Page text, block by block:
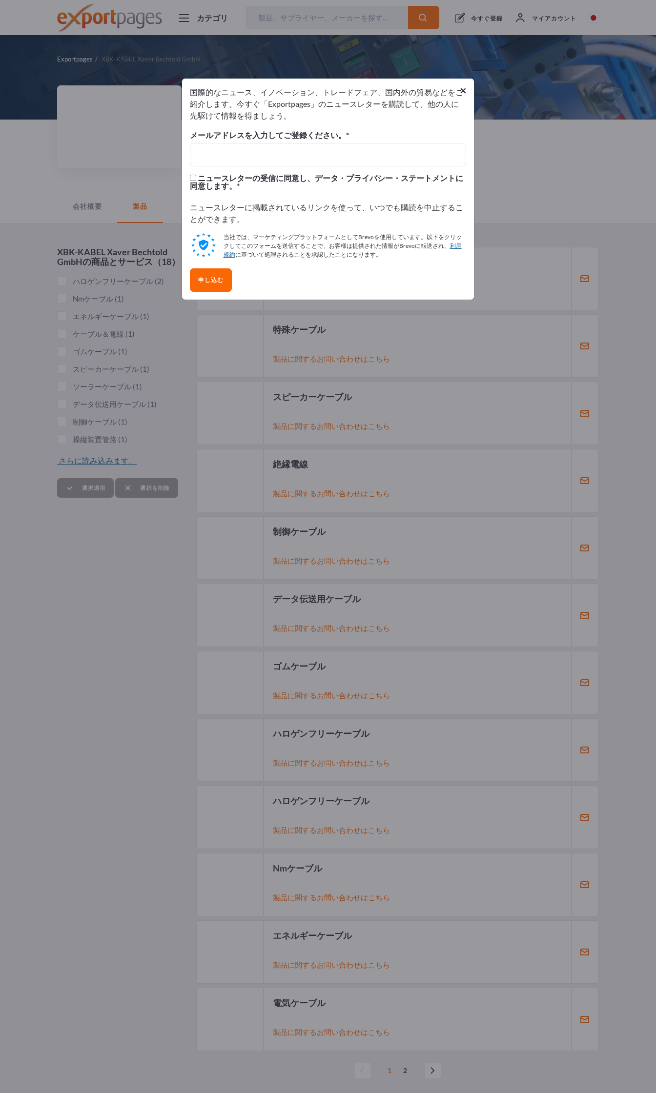
カテゴリ 今すぐ登録 マイアカウント
Exportpages XBK-KABEL Xaver Bechtold GmbH
XBK-KABEL Xaver Bechtold GmbH
製造元 ドイツ リクエストを送信
会社概要 製品
ISO
XBK-KABEL Xaver Bechtold
GmbHの商品とサービス（18）
ハロゲンフリーケーブル (2)
Nmケーブル (1)
エネルギーケーブル (1)
ケーブル＆電線 (1)
ゴムケーブル (1)
スピーカーケーブル (1)
ソーラーケーブル (1)
データ伝送用ケーブル (1)
制御ケーブル (1)
操縦装置管路 (1)
さらに読み込みます。
選択適用 選択を削除
特殊ケーブル
製品に関するお問い合わせはこちら
スピーカーケーブル
製品に関するお問い合わせはこちら
絶縁電線
製品に関するお問い合わせはこちら
制御ケーブル
製品に関するお問い合わせはこちら
データ伝送用ケーブル
製品に関するお問い合わせはこちら
ゴムケーブル
製品に関するお問い合わせはこちら
ハロゲンフリーケーブル
製品に関するお問い合わせはこちら
ハロゲンフリーケーブル
製品に関するお問い合わせはこちら
Nmケーブル
製品に関するお問い合わせはこちら
エネルギーケーブル
製品に関するお問い合わせはこちら
電気ケーブル
製品に関するお問い合わせはこちら
1 2
×
国際的なニュース、イノベーション、トレードフェア、国内外の貿易などをご
紹介します。今すぐ「Exportpages」のニュースレターを購読して、他の人に
先駆けて情報を得ましょう。
メールアドレスを入力してご登録ください。
ニュースレターの受信に同意し、データ・プライバシー・ステートメントに
同意します。
ニュースレターに掲載されているリンクを使って、いつでも購読を中止するこ
とができます。
当社では、マーケティングプラットフォームとしてBrevoを使用しています。以下をクリッ
クしてこのフォームを送信することで、お客様は提供された情報がBrevoに転送され、 利用
規約に基づいて処理されることを承認したことになります。
申し込む